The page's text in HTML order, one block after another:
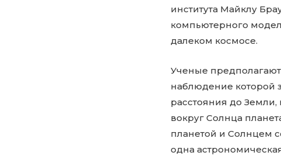
института Майклу
компьютерного
далеком космосе.
Ученые
наблюдение которой
расстояния до
вокруг Солнца
планетой и Солнцем
одна